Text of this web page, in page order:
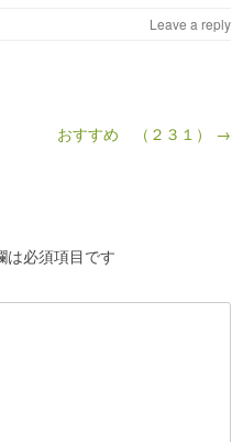
Leave a reply
おすすめ （２３１） →
は必須項目です